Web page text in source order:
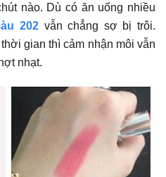
nào. Dù có ăn uống nhiều
202 vẫn chẳng sợ bị trôi.
gian thì cảm nhận môi vẫn
nhạt.